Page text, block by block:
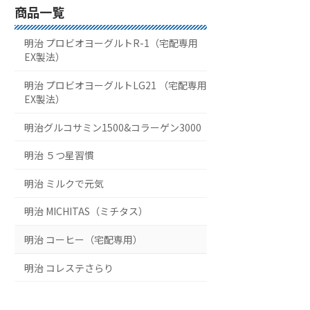
商品一覧
明治 プロビオヨーグルトR-1（宅配専用
EX製法）
明治 プロビオヨーグルトLG21 （宅配専用
EX製法）
明治グルコサミン1500&コラーゲン3000
明治 ５つ星習慣
明治 ミルクで元気
明治 MICHITAS（ミチタス）
明治 コーヒー（宅配専用）
明治 コレステさらり